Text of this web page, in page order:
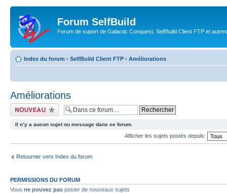
Forum SelfBuild
Forum de suport de Galactic Conquest, SelfBuild Client FTP et
Index du forum ‹ SelfBuild Client FTP ‹ Améliorations
Améliorations
Ecrire un nouveau
sujet
Il n’y a aucun sujet ou message dans ce forum.
Afficher les sujets postés depuis:
Retourner vers Index du forum
PERMISSIONS DU FORUM
Vous ne pouvez pas poster de nouveaux sujets